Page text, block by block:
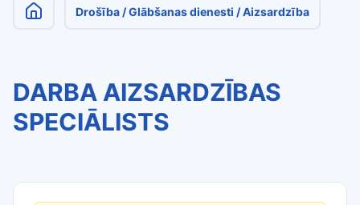
Drošība / Glābšanas dienesti / Aizsardzība
DARBA AIZSARDZĪBAS
SPECIĀLISTS